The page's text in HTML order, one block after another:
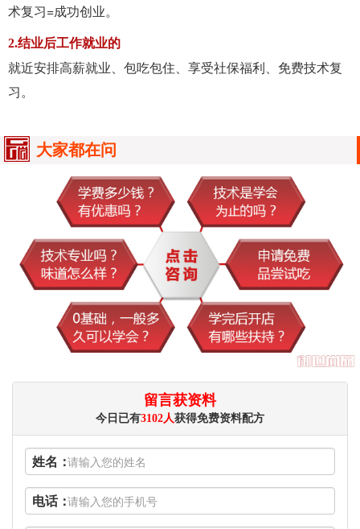
术复习=成功创业。
2.结业后工作就业的
就近安排高薪就业、包吃包住、享受社保福利、免费技术复
习。
大家都在问
留言获资料
今日已有3102人获得免费资料配方
姓名：
电话：